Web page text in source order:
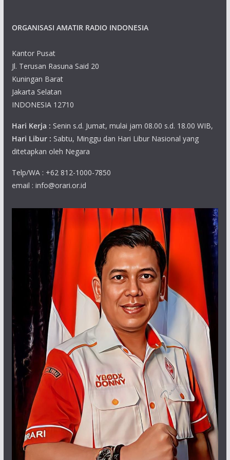
ORGANISASI AMATIR RADIO INDONESIA
Kantor Pusat
Jl. Terusan Rasuna Said 20
Kuningan Barat
Jakarta Selatan
INDONESIA 12710
Hari Kerja : Senin s.d. Jumat, mulai jam 08.00 s.d. 18.00 WIB,
Hari Libur : Sabtu, Minggu dan Hari Libur Nasional yang
ditetapkan oleh Negara
Telp/WA : +62 812-1000-7850
email : info@orari.or.id